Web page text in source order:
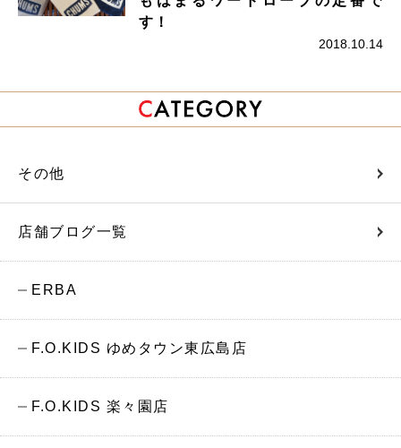
す！
2018.10.14
その他
店舗ブログ一覧
ERBA
F.O.KIDS ゆめタウン東広島店
F.O.KIDS 楽々園店